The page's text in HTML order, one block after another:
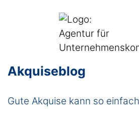
Akquiseblog
Gute Akquise kann so